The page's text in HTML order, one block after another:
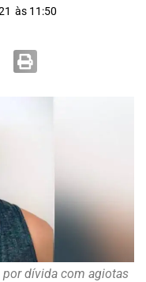
às 11:50
dívida com agiotas